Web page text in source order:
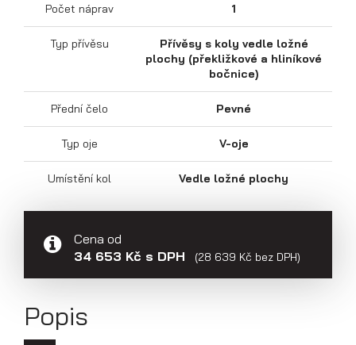
Přepravníky aut
Počet náprav 1
Typ přívěsu
Přívěsy s koly vedle ložné
plochy (překližkové a hliníkové
bočnice)
Přední čelo Pevné
Typ oje V-oje
Umístění kol Vedle ložné plochy
Cena od
34 653 Kč s DPH
(28 639 Kč bez DPH)
Popis